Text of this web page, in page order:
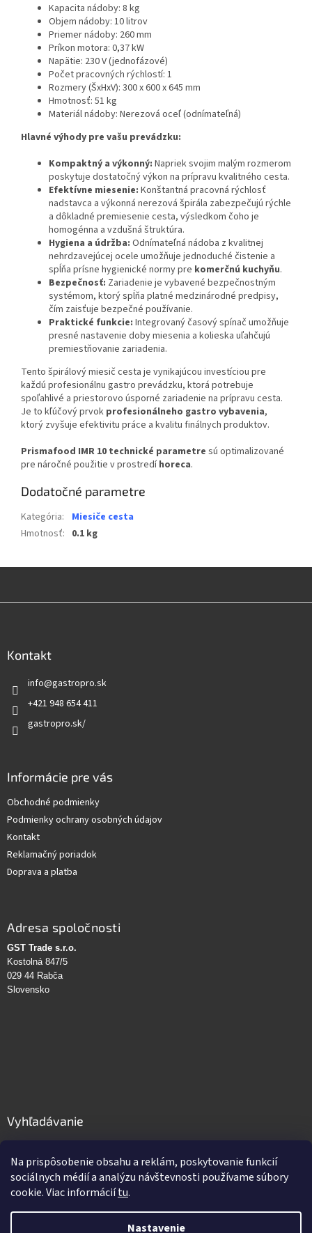
Na prispôsobenie obsahu a reklám, poskytovanie funkcií
sociálnych médií a analýzu návštevnosti používame súbory
cookie. Viac informáciítu.
Nastavenie
Kapacita nádoby: 8 kg
Objem nádoby: 10 litrov
Priemer nádoby: 260 mm
Príkon motora: 0,37 kW
Napätie: 230 V (jednofázové)
Počet pracovných rýchlostí: 1
Rozmery (ŠxHxV): 300 x 600 x 645 mm
Hmotnosť: 51 kg
Materiál nádoby: Nerezová oceľ (odnímateľná)
Hlavné výhody pre vašu prevádzku:
Kompaktný a výkonný: Napriek svojim malým rozmerom
poskytuje dostatočný výkon na prípravu kvalitného cesta.
Efektívne miesenie: Konštantná pracovná rýchlosť
nadstavca a výkonná nerezová špirála zabezpečujú rýchle
a dôkladné premiesenie cesta, výsledkom čoho je
homogénna a vzdušná štruktúra.
Hygiena a údržba: Odnímateľná nádoba z kvalitnej
nehrdzavejúcej ocele umožňuje jednoduché čistenie a
spĺňa prísne hygienické normy pre komerčnú kuchyňu.
Bezpečnosť: Zariadenie je vybavené bezpečnostným
systémom, ktorý spĺňa platné medzinárodné predpisy,
čím zaisťuje bezpečné používanie.
Praktické funkcie: Integrovaný časový spínač umožňuje
presné nastavenie doby miesenia a kolieska uľahčujú
premiestňovanie zariadenia.
Tento špirálový miesič cesta je vynikajúcou investíciou pre
každú profesionálnu gastro prevádzku, ktorá potrebuje
spoľahlivé a priestorovo úsporné zariadenie na prípravu cesta.
Je to kľúčový prvok profesionálneho gastro vybavenia,
ktorý zvyšuje efektivitu práce a kvalitu finálnych produktov.
Prismafood IMR 10 technické parametre sú optimalizované
pre náročné použitie v prostredíhoreca.
Dodatočné parametre
Kategória:
Miesiče cesta
Hmotnosť: 0.1 kg
Kontakt
info@gastropro.sk
+421 948 654 411
gastropro.sk/
Informácie pre vás
Obchodné podmienky
Podmienky ochrany osobných údajov
Kontakt
Reklamačný poriadok
Doprava a platba
Adresa spoločnosti
GST Trade s.r.o.
Kostolná 847/5
029 44 Rabča
Slovensko
Vyhľadávanie
HĽADAŤ